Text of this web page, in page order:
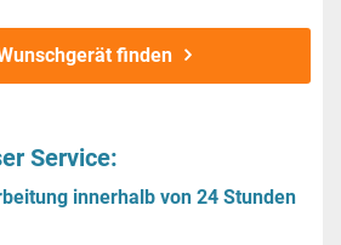
finden
Service:
innerhalb von 24 Stunden